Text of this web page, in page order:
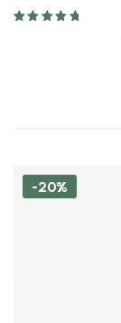
-20%